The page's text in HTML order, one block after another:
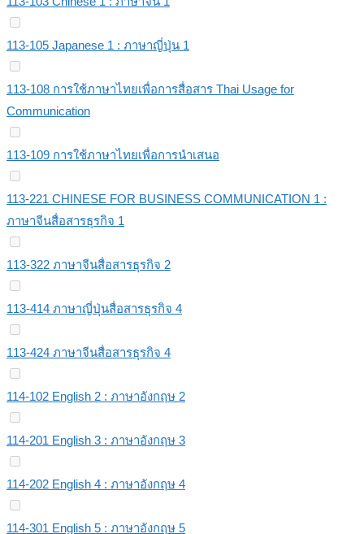
113-105 Japanese 1 : ภาษาญี่ปุ่น 1
113-108 การใช้ภาษาไทยเพื่อการสื่อสาร Thai Usage for
Communication
113-109 การใช้ภาษาไทยเพื่อการนำเสนอ
113-221 CHINESE FOR BUSINESS COMMUNICATION 1 :
ภาษาจีนสื่อสารธุรกิจ 1
113-322 ภาษาจีนสื่อสารธุรกิจ 2
113-414 ภาษาญี่ปุ่นสื่อสารธุรกิจ 4
113-424 ภาษาจีนสื่อสารธุรกิจ 4
114-102 English 2 : ภาษาอังกฤษ 2
114-201 English 3 : ภาษาอังกฤษ 3
114-202 English 4 : ภาษาอังกฤษ 4
114-301 English 5 : ภาษาอังกฤษ 5